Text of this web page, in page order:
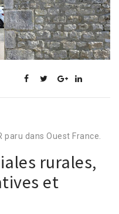
paru dans Ouest France.
rurales,
et